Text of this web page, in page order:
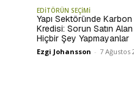
EDİTÖRÜN SEÇİMİ
Yapı Sektöründe Karbon
Kredisi: Sorun Satın
Hiçbir Şey Yapmayanlar
Ezgi Johansson - 7 Ağustos